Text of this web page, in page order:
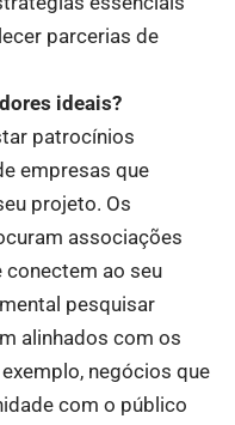
parcerias de
ideais?
patrocínios
empresas que
projeto. Os
associações
conectem ao seu
pesquisar
alinhados com os
negócios que
com o público